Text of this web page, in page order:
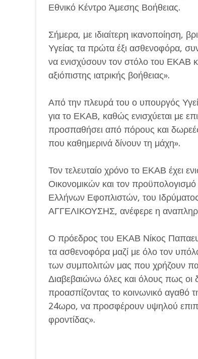
Εθνικό Κέντρο Άμεσης Βοήθειας.
Σήμερα, με ιδιαίτερη ικανοποίηση,
Υγείας τα πρώτα έξι ασθενοφόρα,
να ενισχύσουν τον στόλο του ΕΚΑΒ
αξιόπιστης ιατρικής βοήθειας».
Από την πλευρά του ο υπουργός
για το ΕΚΑΒ, καθώς ενισχύεται με
προσπαθήσει από πόρους και
που καθημερινά δίνουν τη μάχη».
Τον τελευταίο χρόνο το ΕΚΑΒ έχει
Οικονομικών και τον
Ελλήνων Εφοπλιστών, του
ΑΓΓΕΛΙΚΟΥΣΗΣ, ανέφερε η
Ο πρόεδρος του ΕΚΑΒ Νίκος
τα ασθενοφόρα μαζί με όλο τον
των συμπολιτών μας που χρήζουν
Διαβεβαιώνω όλες και όλους πως οι
προασπίζοντας το κοινωνικό αγαθό
24ωρο, να προσφέρουν υψηλού
φροντίδας».